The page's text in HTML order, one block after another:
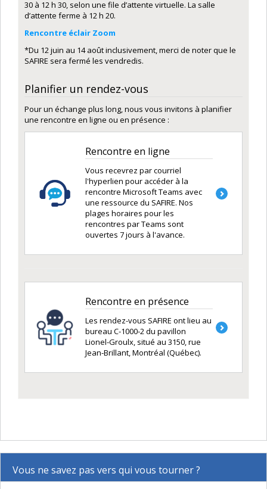
30 à 12 h 30, selon une file d’attente virtuelle. La salle
d’attente ferme à 12 h 20.
Rencontre éclair Zoom
*Du 12 juin au 14 août inclusivement, merci de noter que le
SAFIRE sera fermé les vendredis.
Planifier un rendez-vous
Pour un échange plus long, nous vous invitons à planifier
une rencontre en ligne ou en présence :
Rencontre en ligne
Vous recevrez par courriel
l'hyperlien pour accéder à la
rencontre Microsoft Teams avec
une ressource du SAFIRE. Nos
plages horaires pour les
rencontres par Teams sont
ouvertes 7 jours à l'avance.
Rencontre en présence
Les rendez-vous SAFIRE ont lieu au
bureau C‑1000‑2 du pavillon
Lionel‑Groulx, situé au 3150, rue
Jean‑Brillant, Montréal (Québec).
Vous ne savez pas vers qui vous tourner ?